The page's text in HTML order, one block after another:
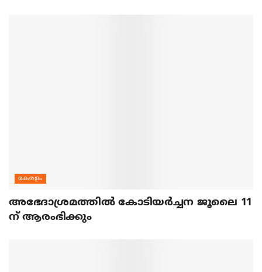
കേരളം
അഭേദാശ്രമത്തില്‍ കോടിയര്‍ച്ചന ജൂലൈ 11
ന് ആരംഭിക്കും